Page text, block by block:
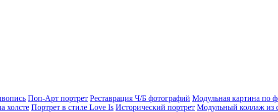
Поп-Арт портрет Реставрация Ч/Б фотографий Модульная картина по
холсте Портрет в стиле Love Is Исторический портрет Модульный коллаж из